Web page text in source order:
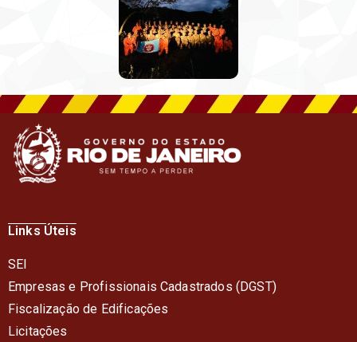
Links Úteis
SEI
Empresas e Profissionais Cadastrados (DGST)
Fiscalização de Edificações
Licitações